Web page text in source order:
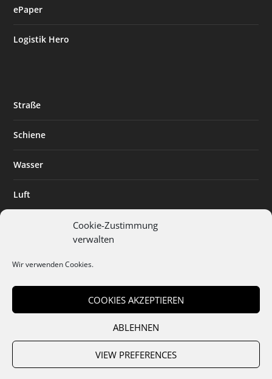
Cookie-Zustimmung
verwalten
Wir verwenden Cookies.
COOKIES AKZEPTIEREN
ABLEHNEN
VIEW PREFERENCES
ePaper
Logistik Hero
Straße
Schiene
Wasser
Luft
Digitalisierung